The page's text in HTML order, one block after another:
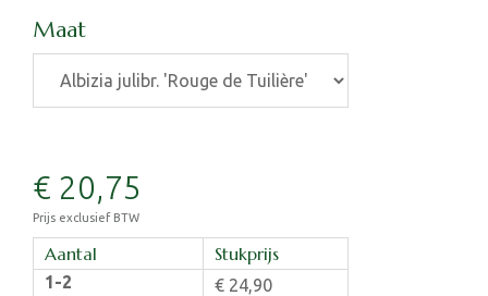
Maat
€ 20,75
Prijs exclusief BTW
Aantal Stukprijs
1-2 € 24,90